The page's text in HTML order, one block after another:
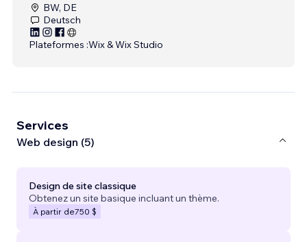
BW, DE
Deutsch
Plateformes :Wix & Wix Studio
Services
Web design (5)
Design de site classique
Obtenez un site basique incluant un thème.
À partir de750 $